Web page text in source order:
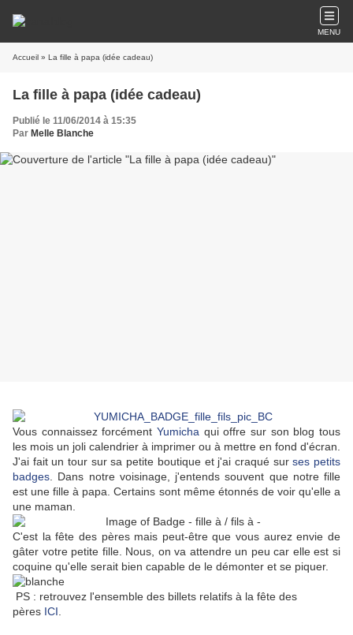
MENU
Accueil » La fille à papa (idée cadeau)
La fille à papa (idée cadeau)
Publié le 11/06/2014 à 15:35
Par Melle Blanche
Vous connaissez forcément Yumicha qui offre sur son blog tous
les mois un joli calendrier à imprimer ou à mettre en fond d'écran.
J'ai fait un tour sur sa petite boutique et j'ai craqué surses petits
badges . Dans notre voisinage, j'entends souvent que notre fille
est une fille à papa. Certains sont même étonnés de voir qu'elle a
une maman.
C'est la fête des pères mais peut-être que vous aurez envie de
gâter votre petite fille. Nous, on va attendre un peu car elle est si
coquine qu'elle serait bien capable de le démonter et se piquer.
PS : retrouvez l'ensemble des billets relatifs à la fête des
pères ICI